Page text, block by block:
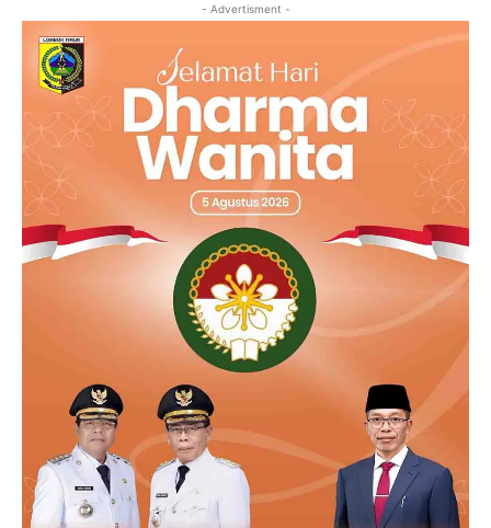
- Advertisment -